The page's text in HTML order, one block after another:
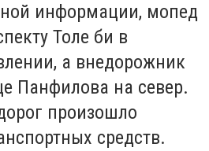
информации, мопед
Толе би в
а внедорожник
Панфилова на север.
произошло
средств.